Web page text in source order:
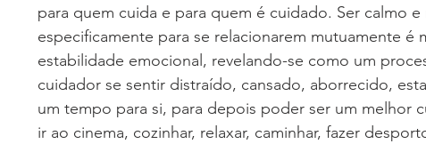
para quem cuida e para quem é cuidado. Ser calmo
especificamente para se relacionarem mutuamente é
estabilidade emocional, revelando-se como um
cuidador se sentir distraído, cansado, aborrecido,
um tempo para si, para depois poder ser um melhor
ir ao cinema, cozinhar, relaxar, caminhar, fazer